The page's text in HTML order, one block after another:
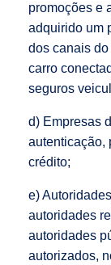
promoções e
adquirido um
dos canais
carro
seguros
d) Empresas
autenticação,
crédito;
e)
autoridades
autoridades
autorizados,